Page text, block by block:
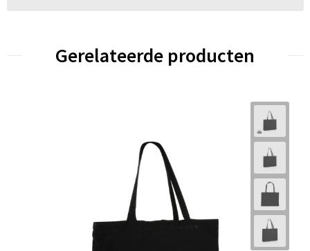
Gerelateerde producten